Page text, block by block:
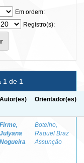
Em ordem:
Registro(s):
1 de 1
Autor(es) Orientador(es)
Firme,
Julyana
Nogueira
Botelho,
Raquel Braz
Assunção